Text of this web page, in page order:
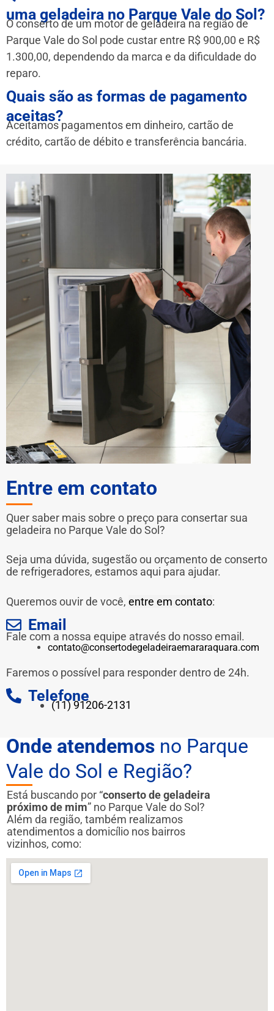
uma geladeira no Parque Vale do Sol?
O conserto de um motor de geladeira na região de
Parque Vale do Sol pode custar entre R$ 900,00 e R$
1.300,00, dependendo da marca e da dificuldade do
reparo.
Quais são as formas de pagamento
aceitas?
Aceitamos pagamentos em dinheiro, cartão de
crédito, cartão de débito e transferência bancária.
Entre em contato
Quer saber mais sobre o preço para consertar sua
geladeira no Parque Vale do Sol?
Seja uma dúvida, sugestão ou orçamento de conserto
de refrigeradores, estamos aqui para ajudar.
Queremos ouvir de você, entre em contato:
Email
Fale com a nossa equipe através do nosso email.
contato@consertodegeladeiraemararaquara.com
Faremos o possível para responder dentro de 24h.
Telefone
(11) 91206-2131
Onde atendemos no Parque
Vale do Sol e Região?
Está buscando por “conserto de geladeira
próximo de mim” no Parque Vale do Sol?
Além da região, também realizamos
atendimentos a domicílio nos bairros
vizinhos, como: